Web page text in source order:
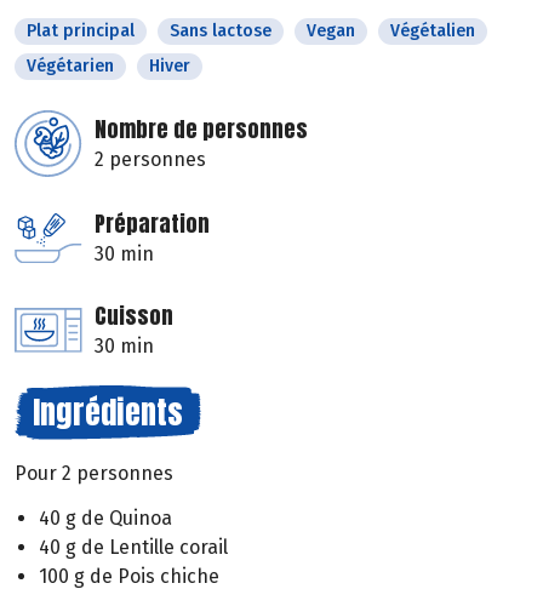
Plat principal Sans lactose Vegan
Végétalien
Végétarien
Hiver
Nombre de personnes
2 personnes
Préparation
30 min
Cuisson
30 min
Ingrédients
Pour 2 personnes
40 g de Quinoa
40 g de Lentille corail
100 g de Pois chiche